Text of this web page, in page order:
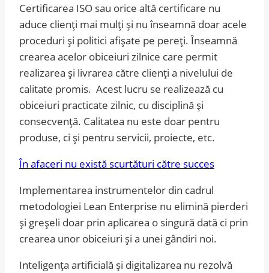
Certificarea ISO sau orice altă certificare nu
aduce clienți mai mulți și nu înseamnă doar acele
proceduri și politici afișate pe pereți. Înseamnă
crearea acelor obiceiuri zilnice care permit
realizarea și livrarea către clienți a nivelului de
calitate promis. Acest lucru se realizează cu
obiceiuri practicate zilnic, cu disciplină și
consecvență. Calitatea nu este doar pentru
produse, ci și pentru servicii, proiecte, etc.
În afaceri nu există scurtături către succes
Implementarea instrumentelor din cadrul
metodologiei Lean Enterprise nu elimină pierderi
și greșeli doar prin aplicarea o singură dată ci prin
crearea unor obiceiuri și a unei gândiri noi.
Inteligența artificială și digitalizarea nu rezolvă